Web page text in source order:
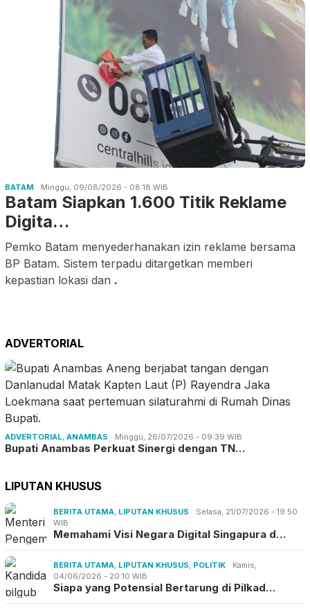
BATAM Minggu, 09/08/2026 - 08:18 WIB
Batam Siapkan 1.600 Titik Reklame
Digita…
Pemko Batam menyederhanakan izin reklame bersama
BP Batam. Sistem terpadu ditargetkan memberi
kepastian lokasi dan .
ADVERTORIAL
ADVERTORIAL, ANAMBAS Minggu, 26/07/2026 - 09:39 WIB
Bupati Anambas Perkuat Sinergi dengan TN…
LIPUTAN KHUSUS
BERITA UTAMA, LIPUTAN KHUSUS
Selasa, 21/07/2026 - 19:50
WIB
Memahami Visi Negara Digital Singapura d…
BERITA UTAMA, LIPUTAN KHUSUS, POLITIK
Kamis,
04/06/2026 - 20:10 WIB
Siapa yang Potensial Bertarung di Pilkad…